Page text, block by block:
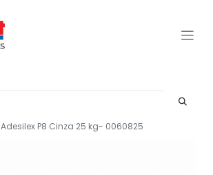
Adesilex P8 Cinza 25 kg- 0060825